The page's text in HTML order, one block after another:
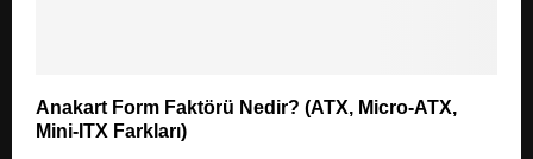
Anakart Form Faktörü Nedir? (ATX, Micro-ATX,
Mini-ITX Farkları)